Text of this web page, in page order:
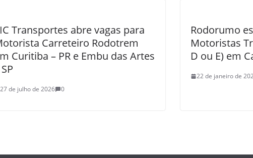
Transportes abre vagas para
Carreteiro Rodotrem
Curitiba – PR e Embu das Artes
27 de julho de 2026 0
Rodorumo
Motoristas
D ou E) em
22 de janeiro de